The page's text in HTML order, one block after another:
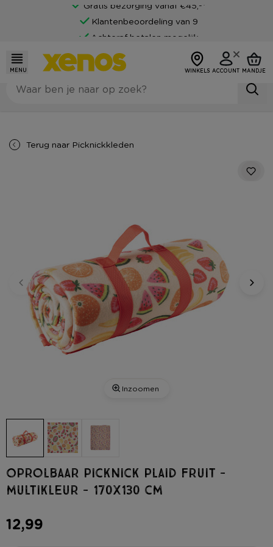
Gratis bezorging vanaf €45,-*
Klantenbeoordeling van 9
Achteraf betalen mogelijk
MENU WINKELS ACCOUNT MANDJE
Terug naar Picknickkleden
Inzoomen
Oprolbaar picknick plaid fruit -
multikleur - 170x130 cm
12,99